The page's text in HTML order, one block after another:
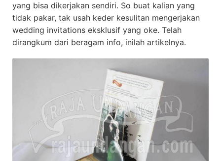
yang bisa dikerjakan sendiri. So buat kalian yang
tidak pakar, tak usah keder kesulitan mengerjakan
wedding invitations eksklusif yang oke. Telah
dirangkum dari beragam info, inilah artikelnya.